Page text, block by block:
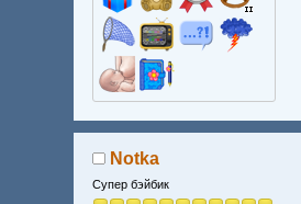
Notka
Супер бэйбик